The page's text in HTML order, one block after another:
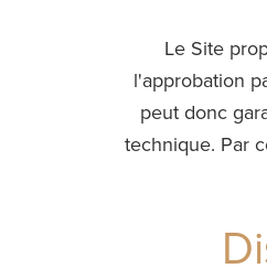
Le Site
l'approbation
peut donc
technique. Par